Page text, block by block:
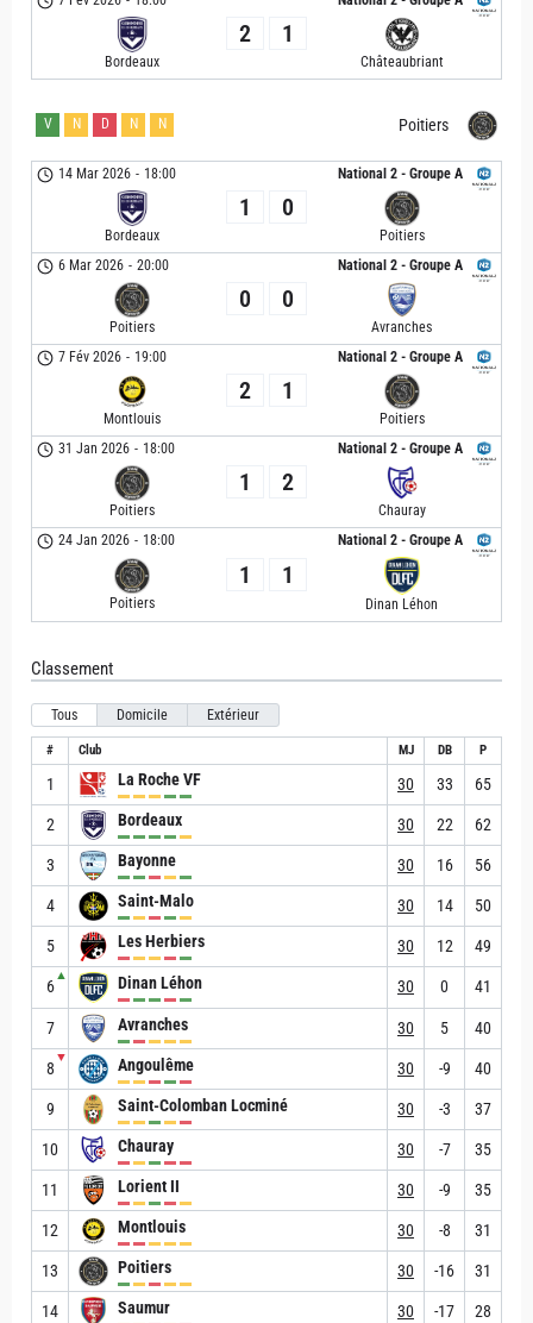
Bordeaux
2 1
Châteaubriant
Poitiers
V N D N N
National 2 - Groupe A
14 Mar 2026 - 18:00
Bordeaux
1 0
Poitiers
National 2 - Groupe A
6 Mar 2026 - 20:00
Poitiers
0 0
Avranches
National 2 - Groupe A
7 Fév 2026 - 19:00
Montlouis
2 1
Poitiers
National 2 - Groupe A
31 Jan 2026 - 18:00
Poitiers
1 2
Chauray
National 2 - Groupe A
24 Jan 2026 - 18:00
Poitiers
1 1
Dinan Léhon
Classement
Tous Domicile Extérieur
# Club MJ DB P
1 La Roche VF 30 33 65
2 Bordeaux 30 22 62
3 Bayonne 30 16 56
4 Saint-Malo 30 14 50
5 Les Herbiers 30 12 49
6
▲ Dinan Léhon 30 0 41
7 Avranches 30 5 40
8
▼ Angoulême 30 -9 40
9 Saint-Colomban Locminé 30 -3 37
10 Chauray 30 -7 35
11 Lorient II 30 -9 35
12 Montlouis 30 -8 31
13 Poitiers 30 -16 31
14 Saumur 30 -17 28